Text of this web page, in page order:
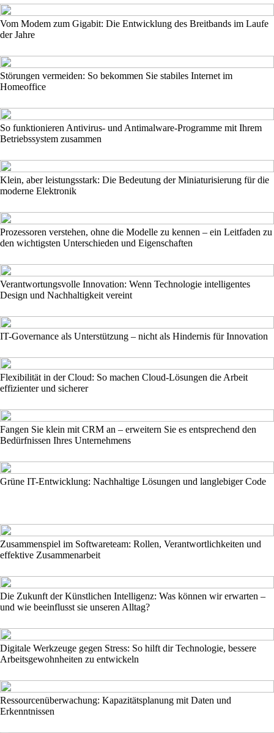
Vom Modem zum Gigabit: Die Entwicklung des Breitbands im Laufe
der Jahre
Störungen vermeiden: So bekommen Sie stabiles Internet im
Homeoffice
So funktionieren Antivirus- und Antimalware-Programme mit Ihrem
Betriebssystem zusammen
Klein, aber leistungsstark: Die Bedeutung der Miniaturisierung für die
moderne Elektronik
Prozessoren verstehen, ohne die Modelle zu kennen – ein Leitfaden zu
den wichtigsten Unterschieden und Eigenschaften
Verantwortungsvolle Innovation: Wenn Technologie intelligentes
Design und Nachhaltigkeit vereint
IT-Governance als Unterstützung – nicht als Hindernis für Innovation
Flexibilität in der Cloud: So machen Cloud-Lösungen die Arbeit
effizienter und sicherer
Fangen Sie klein mit CRM an – erweitern Sie es entsprechend den
Bedürfnissen Ihres Unternehmens
Grüne IT-Entwicklung: Nachhaltige Lösungen und langlebiger Code
Zusammenspiel im Softwareteam: Rollen, Verantwortlichkeiten und
effektive Zusammenarbeit
Die Zukunft der Künstlichen Intelligenz: Was können wir erwarten –
und wie beeinflusst sie unseren Alltag?
Digitale Werkzeuge gegen Stress: So hilft dir Technologie, bessere
Arbeitsgewohnheiten zu entwickeln
Ressourcenüberwachung: Kapazitätsplanung mit Daten und
Erkenntnissen